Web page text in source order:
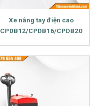
Xe nâng tay điện cao
CPDB12/CPDB16/CPDB20